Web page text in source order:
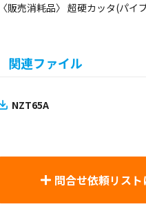
〈販売消耗品〉 超硬カッタ(パ
関連ファイル
NZT65A
問合せ依頼リスト